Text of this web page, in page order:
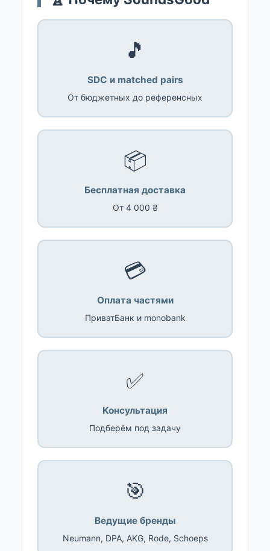
🎵
SDC и matched pairs
От бюджетных до референсных
📦
Бесплатная доставка
От 4 000 ₴
💳
Оплата частями
ПриватБанк и monobank
✅
Консультация
Подберём под задачу
🎯
Ведущие бренды
Neumann, DPA, AKG, Rode, Schoeps